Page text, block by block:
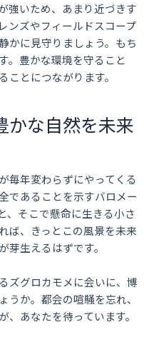
強いため、あまり近づきす
ンズやフィールドスコープ
かに見守りましょう。もち
。豊かな環境を守ること
とにつながります。
かな自然を未来
毎年変わらずにやってくる
であることを示すバロメー
、そこで懸命に生きる小さ
ば、きっとこの風景を未来
芽生えるはずです。
ズグロカモメに会いに、博
うか。都会の喧騒を忘れ、
あなたを待っています。